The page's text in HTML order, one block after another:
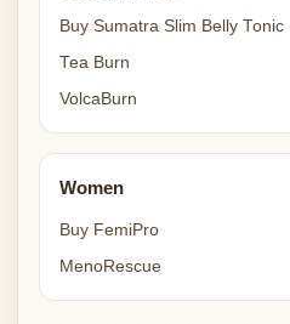
Buy Sumatra Slim Belly Tonic
Tea Burn
VolcaBurn
Women
Buy FemiPro
MenoRescue